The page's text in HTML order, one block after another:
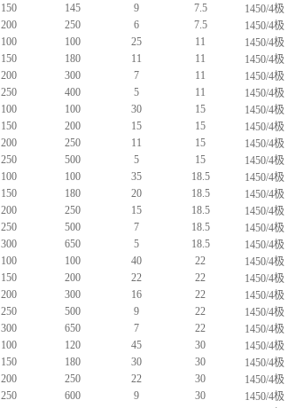
150 145 9 7.5
1450/4极
200 250 6 7.5
1450/4极
100 100 25 11
1450/4极
150 180 11 11
1450/4极
200 300 7 11
1450/4极
250 400 5 11
1450/4极
100 100 30 15
1450/4极
150 200 15 15
1450/4极
200 250 11 15
1450/4极
250 500 5 15
1450/4极
100 100 35 18.5
1450/4极
150 180 20 18.5
1450/4极
200 250 15 18.5
1450/4极
250 500 7 18.5
1450/4极
300 650 5 18.5
1450/4极
100 100 40 22
1450/4极
150 200 22 22
1450/4极
200 300 16 22
1450/4极
250 500 9 22
1450/4极
300 650 7 22
1450/4极
100 120 45 30
1450/4极
150 180 30 30
1450/4极
200 250 22 30
1450/4极
250 600 9 30
1450/4极